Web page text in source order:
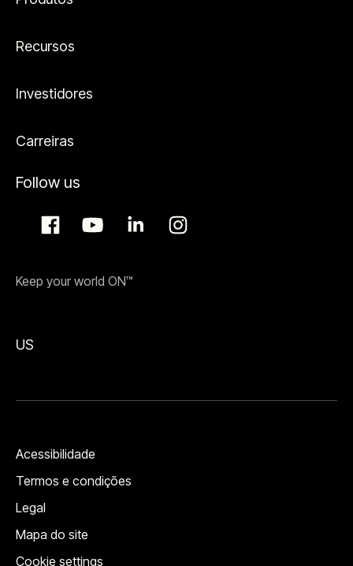
Recursos
Investidores
Carreiras
Follow us
Keep your world ON™
US
Acessibilidade
Termos e condições
Legal
Mapa do site
Cookie settings